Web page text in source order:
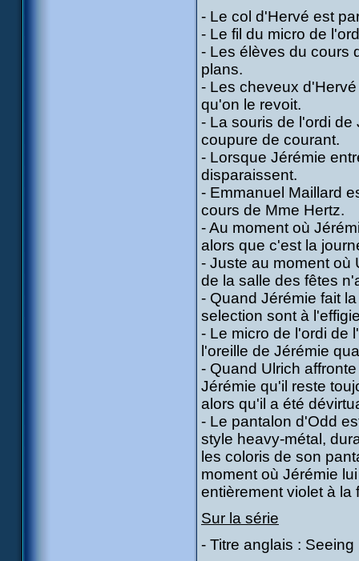
- Le col d'Hervé est
- Le fil du micro de
- Les élèves du cours
plans.
- Les cheveux
qu'on le revoit.
- La souris de l'ordi
coupure de courant.
- Lorsque Jérémie
disparaissent.
- Emmanuel Maillard
cours de Mme Hertz.
- Au moment où
alors que c'est la
- Juste au moment où
de la salle des fêtes
- Quand Jérémie fait
selection sont à
- Le micro de l'ordi de
l'oreille de Jérémie
- Quand Ulrich
Jérémie qu'il reste
alors qu'il a été
- Le pantalon d'Odd
style heavy-métal,
les coloris de son
moment où Jérémie
entièrement violet à la
Sur la série
- Titre anglais :